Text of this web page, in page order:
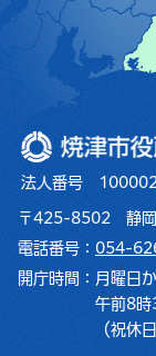
焼津市役所
法人番号
〒425-8502 静岡
電話番号： 054-
開庁時間： 月曜日
午前8時
（祝休